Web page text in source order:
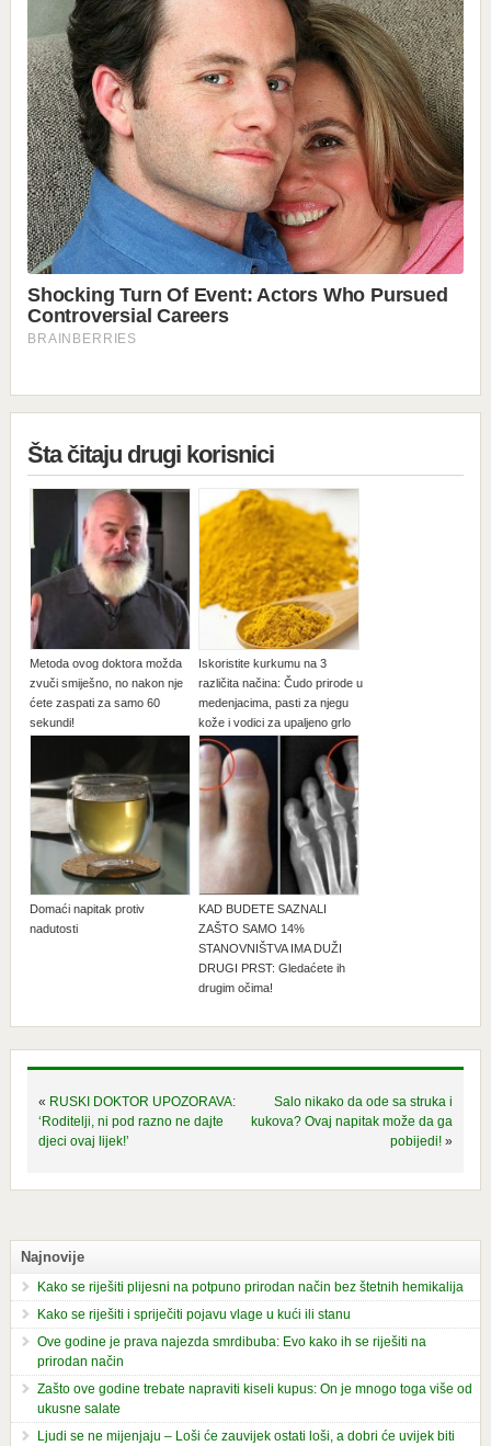
Šta čitaju drugi korisnici
Metoda ovog doktora možda
zvuči smiješno, no nakon nje
ćete zaspati za samo 60
sekundi!
Iskoristite kurkumu na 3
različita načina: Čudo prirode u
medenjacima, pasti za njegu
kože i vodici za upaljeno grlo
Domaći napitak protiv
nadutosti
KAD BUDETE SAZNALI
ZAŠTO SAMO 14%
STANOVNIŠTVA IMA DUŽI
DRUGI PRST: Gledaćete ih
drugim očima!
« RUSKI DOKTOR UPOZORAVA:
‘Roditelji, ni pod razno ne dajte
djeci ovaj lijek!’
Salo nikako da ode sa struka i
kukova? Ovaj napitak može da ga
pobijedi! »
Najnovije
Kako se riješiti plijesni na potpuno prirodan način bez štetnih hemikalija
Kako se riješiti i spriječiti pojavu vlage u kući ili stanu
Ove godine je prava najezda smrdibuba: Evo kako ih se riješiti na
prirodan način
Zašto ove godine trebate napraviti kiseli kupus: On je mnogo toga više od
ukusne salate
Ljudi se ne mijenjaju – Loši će zauvijek ostati loši, a dobri će uvijek biti